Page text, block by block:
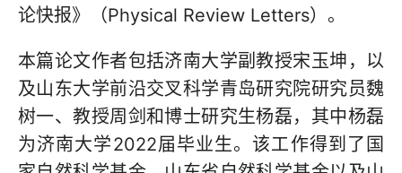
论快报》（Physical Review Letters）。
本篇论文作者包括济南大学副教授宋玉坤，以
及山东大学前沿交叉科学青岛研究院研究员魏
树一、教授周剑和博士研究生杨磊，其中杨磊
为济南大学2022届毕业生。该工作得到了国